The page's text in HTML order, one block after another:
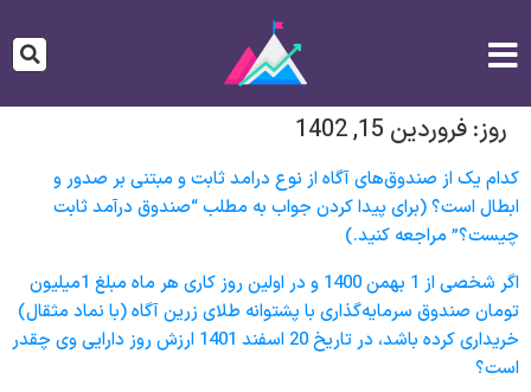
روز: فروردین 15, 1402
کدام یک از صندوق‌های آگاه از نوع درامد ثابت و مبتنی بر صدور و
ابطال است؟ (برای پیدا کردن جواب به مطلب “صندوق درآمد ثابت
چیست؟” مراجعه کنید.)
اگر شخصی از 1 بهمن 1400 و در اولین روز کاری هر ماه مبلغ 1میلیون
تومان صندوق سرمایه‌گذاری با پشتوانه طلای زرین آگاه (با نماد مثقال)
خریداری کرده باشد، در تاریخ 20 اسفند 1401 ارزش روز دارایی وی چقدر
است؟